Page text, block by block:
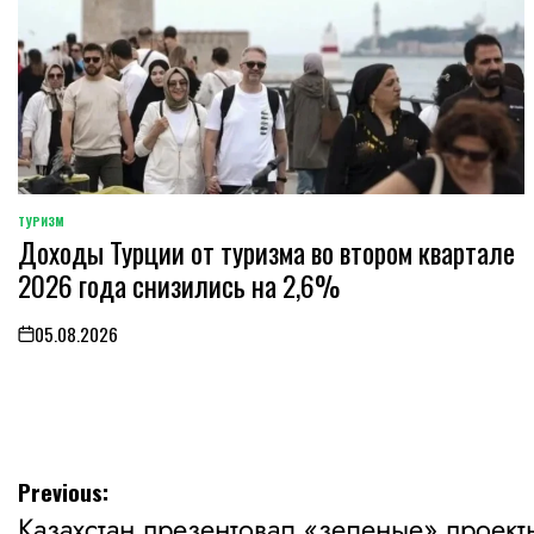
POSTED
IN
ТУРИЗМ
Доходы Турции от туризма во втором квартале
2026 года снизились на 2,6%
on05.08.2026
Навигация
Previous: